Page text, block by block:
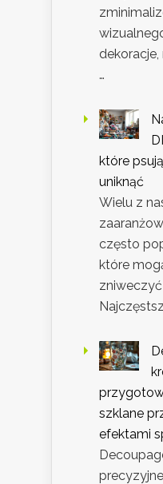
…
które
uniknąć
Wielu z
często
które
zniweczyć
szklane
efektami